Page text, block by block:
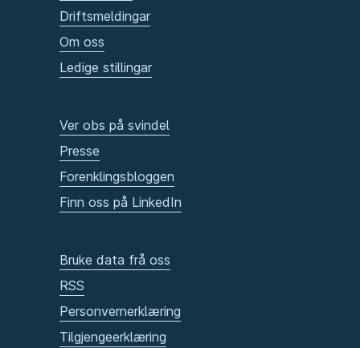
Driftsmeldingar
Om oss
Ledige stillingar
Ver obs på svindel
Presse
Forenklingsbloggen
Finn oss på LinkedIn
Bruke data frå oss
RSS
Personvernerklæring
Tilgjengeerklæring